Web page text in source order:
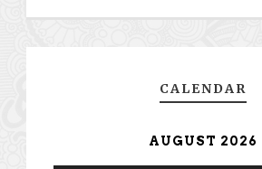
CALENDAR
AUGUST 2026